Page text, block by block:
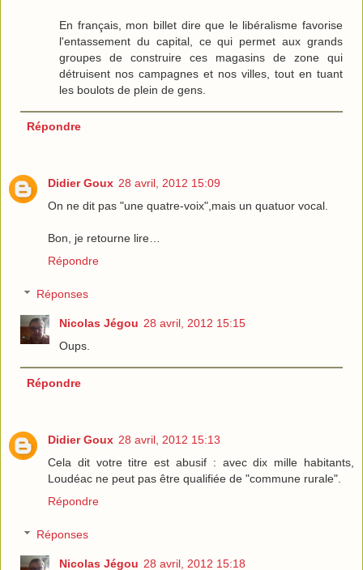
En français, mon billet dire que le libéralisme favorise
l'entassement du capital, ce qui permet aux grands
groupes de construire ces magasins de zone qui
détruisent nos campagnes et nos villes, tout en tuant
les boulots de plein de gens.
Répondre
Didier Goux 28 avril, 2012 15:09
On ne dit pas "une quatre-voix",mais un quatuor vocal.
Bon, je retourne lire…
Répondre
Réponses
Nicolas Jégou 28 avril, 2012 15:15
Oups.
Répondre
Didier Goux 28 avril, 2012 15:13
Cela dit votre titre est abusif : avec dix mille habitants,
Loudéac ne peut pas être qualifiée de "commune rurale".
Répondre
Réponses
Nicolas Jégou 28 avril, 2012 15:18